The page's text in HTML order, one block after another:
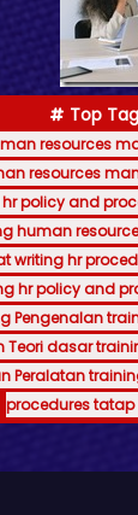
Top
resources
resources
policy and
human
writing hr
hr policy and
Pengenalan
Teori dasar
Peralatan
procedures